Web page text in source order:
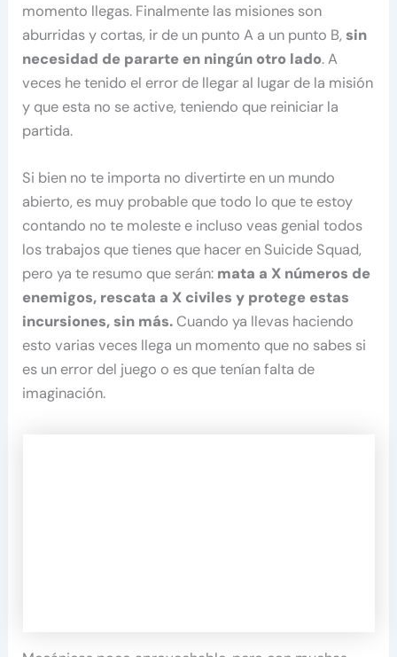
momento llegas. Finalmente las misiones son
aburridas y cortas, ir de un punto A a un punto B,sin
necesidad de pararte en ningún otro lado. A
veces he tenido el error de llegar al lugar de la misión
y que esta no se active, teniendo que reiniciar la
partida.
Si bien no te importa no divertirte en un mundo
abierto, es muy probable que todo lo que te estoy
contando no te moleste e incluso veas genial todos
los trabajos que tienes que hacer en Suicide Squad,
pero ya te resumo que serán: mata a X números de
enemigos, rescata a X civiles y protege estas
incursiones, sin más.Cuando ya llevas haciendo
esto varias veces llega un momento que no sabes si
es un error del juego o es que tenían falta de
imaginación.